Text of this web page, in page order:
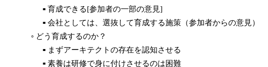
■ 育成できる[参加者の一部の意見]
■ 会社としては、選抜して育成する施策（参加者からの意見）
○ どう育成するのか？
■ まずアーキテクトの存在を認知させる
■ 素養は研修で身に付けさせるのは困難